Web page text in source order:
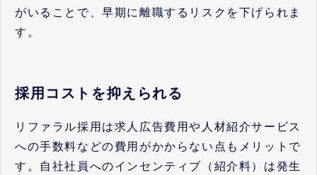
がいることで、早期に離職するリスクを下げられま
す。
採用コストを抑えられる
リファラル採用は求人広告費用や人材紹介サービス
への手数料などの費用がかからない点もメリットで
す。自社社員へのインセンティブ（紹介料）は発生